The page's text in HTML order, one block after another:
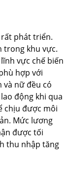
phát triển.
trong khu vực.
vực chế biến
hợp với
và nữ đều có
động khi qua
chịu được môi
Mức lương
được tối
thu nhập tăng